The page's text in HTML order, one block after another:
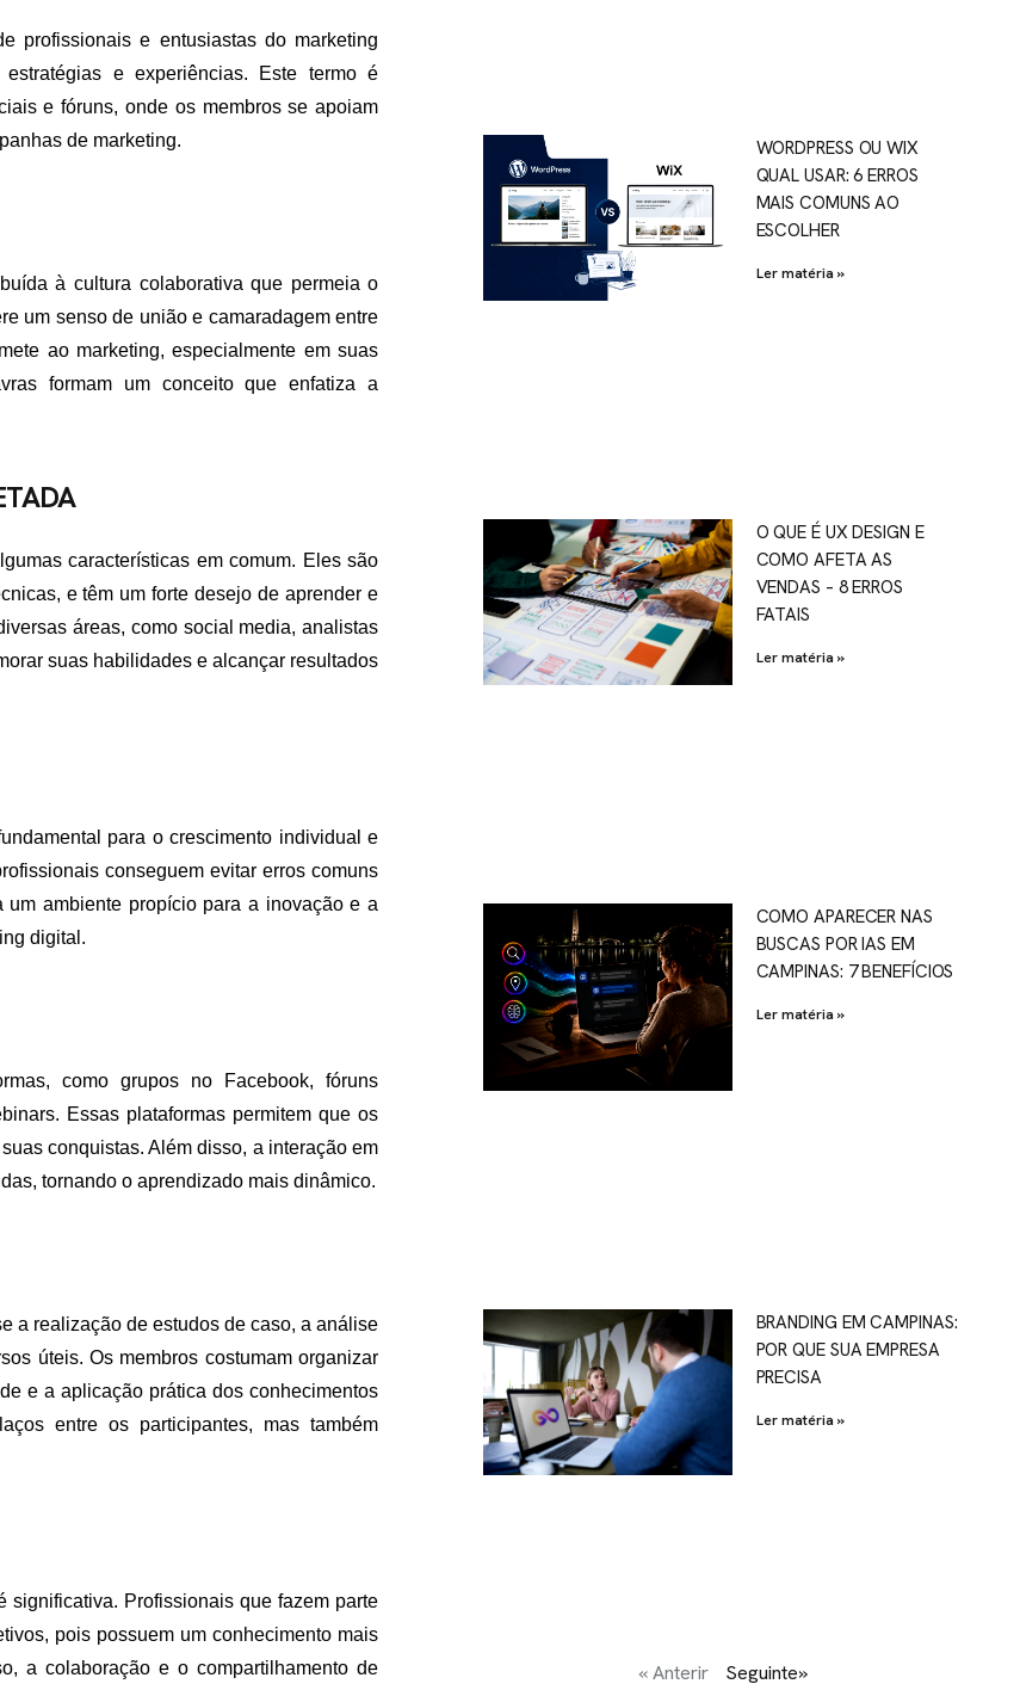
FALE CONOSCO
contato@eamidiadigital.com.br
+55 19 99655-1961
profissionais e entusiastas do marketing
e experiências. Este termo é
e fóruns, onde os membros se apoiam
de marketing.
à cultura colaborativa que permeia o
um senso de união e camaradagem entre
ao marketing, especialmente em suas
formam um conceito que enfatiza a
características em comum. Eles são
e têm um forte desejo de aprender e
áreas, como social media, analistas
suas habilidades e alcançar resultados
para o crescimento individual e
conseguem evitar erros comuns
ambiente propício para a inovação e a
digital.
como grupos no Facebook, fóruns
Essas plataformas permitem que os
conquistas. Além disso, a interação em
tornando o aprendizado mais dinâmico.
a realização de estudos de caso, a análise
úteis. Os membros costumam organizar
e a aplicação prática dos conhecimentos
entre os participantes, mas também
significativa. Profissionais que fazem parte
pois possuem um conhecimento mais
a colaboração e o compartilhamento de
WORDPRESS OU WIX
QUAL USAR: 6 ERROS
MAIS COMUNS AO
ESCOLHER
Ler matéria »
O QUE É UX DESIGN E
COMO AFETA AS
VENDAS – 8 ERROS
FATAIS
Ler matéria »
COMO APARECER NAS
BUSCAS POR IAS EM
CAMPINAS: 7 BENEFÍCIOS
Ler matéria »
BRANDING EM CAMPINAS:
POR QUE SUA EMPRESA
PRECISA
Ler matéria »
« Anterir Seguinte»